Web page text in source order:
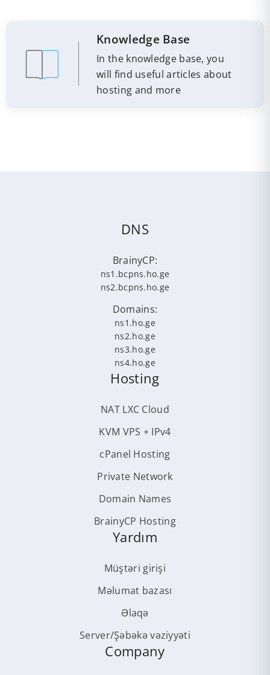
Knowledge Base
In the knowledge base, you
will find useful articles about
hosting and more
DNS
BrainyCP:
ns1.bcpns.ho.ge
ns2.bcpns.ho.ge
Domains:
ns1.ho.ge
ns2.ho.ge
ns3.ho.ge
ns4.ho.ge
Hosting
NAT LXC Cloud
KVM VPS + IPv4
cPanel Hosting
Private Network
Domain Names
BrainyCP Hosting
Yardım
Müştəri girişi
Məlumat bazası
Əlaqə
Server/Şəbəkə vəziyyəti
Company